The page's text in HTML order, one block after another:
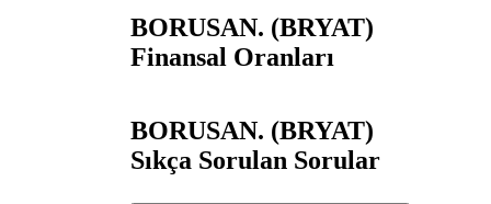
BORUSAN. (BRYAT)
Finansal Oranları
BORUSAN. (BRYAT)
Sıkça Sorulan Sorular